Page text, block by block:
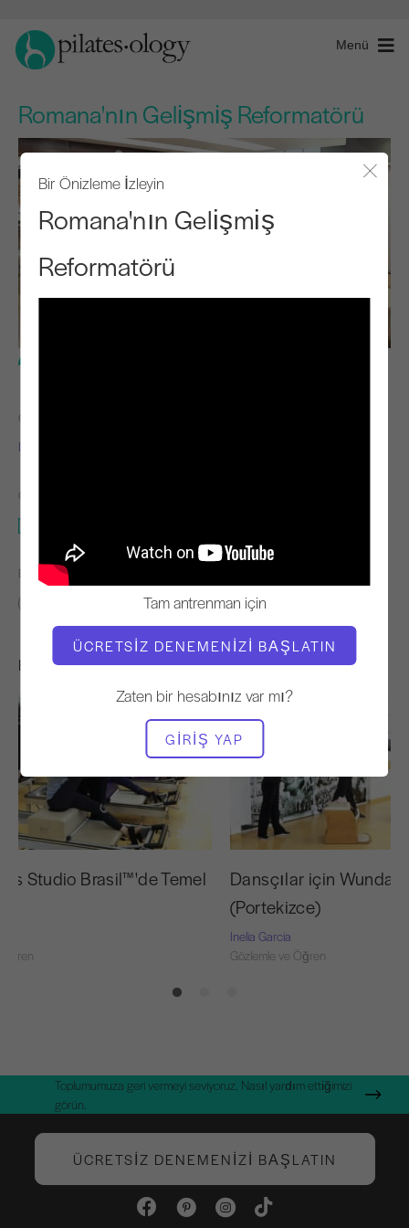
Menü
Romana'nın Gelişmiş Reformatörü
Bir Önizleme İzleyin
Romana'nın Gelişmiş
Reformatörü
Tam antrenman için
ÜCRETSIZ DENEMENIZI BAŞLATIN
Zaten bir hesabınız var mı?
GIRIŞ YAP
ÖĞRETMEN
Inelia Garcia
GEREKLI EKIPMAN
BENZER SINIFLARI BULUN
60+ dakika Reformcu
Hoşunuza Gidebilecek Diğer Egzersizler
20:28
Studio Brasil™'de Temel
Dansçılar için Wunda
(Portekizce)
Inelia Garcia
Gözlemle ve Öğren
Toplumumuza geri vermeyi seviyoruz. Nasıl yardım ettiğimizi
görün.
ÜCRETSIZ DENEMENIZI BAŞLATIN